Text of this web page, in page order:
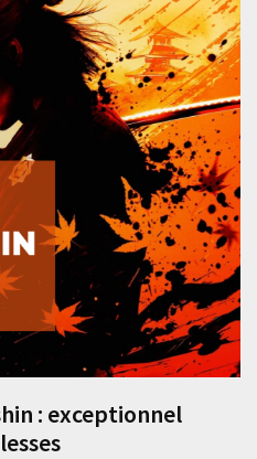
: exceptionnel